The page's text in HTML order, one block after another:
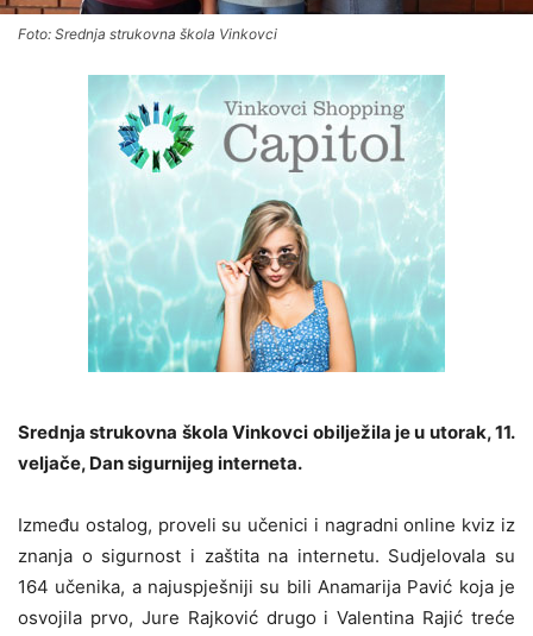
Foto: Srednja strukovna škola Vinkovci
Srednja strukovna škola Vinkovci obilježila je u utorak, 11.
veljače, Dan sigurnijeg interneta.
Između ostalog, proveli su učenici i nagradni online kviz iz
znanja o sigurnost i zaštita na internetu. Sudjelovala su
164 učenika, a najuspješniji su bili Anamarija Pavić koja je
osvojila prvo, Jure Rajković drugo i Valentina Rajić treće